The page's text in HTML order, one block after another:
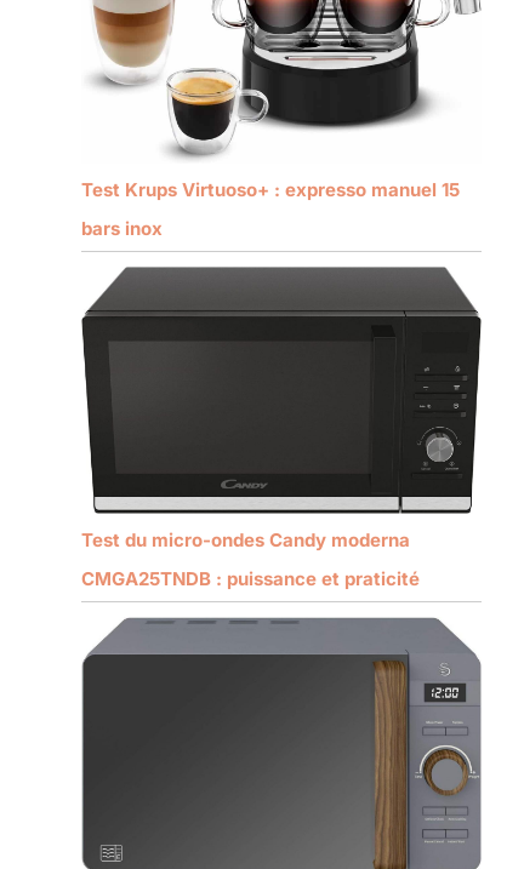
Test Krups Virtuoso+ : expresso manuel 15
bars inox
Test du micro-ondes Candy moderna
CMGA25TNDB : puissance et praticité